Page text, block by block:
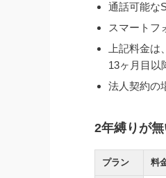
通話可能な
スマートフ
上記料金は
13ヶ月目以
法人契約の
2年縛りが
プラン 料